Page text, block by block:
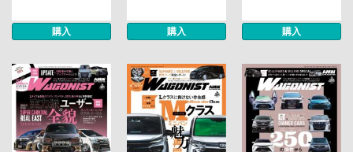
購入 購入 購入